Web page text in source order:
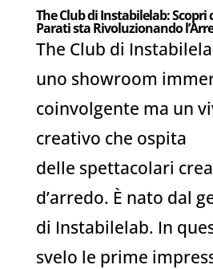
The Club di Instabilelab: Scopri
Parati sta Rivoluzionando
The Club di
uno showroom
coinvolgente ma un
creativo che ospita
delle spettacolari
d’arredo. È nato dal
di Instabilelab. In
svelo le prime